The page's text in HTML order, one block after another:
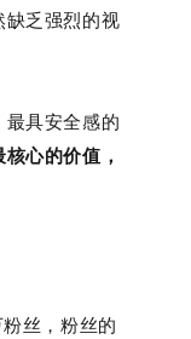
缺乏强烈的视
具安全感的
心的价值，
丝，粉丝的